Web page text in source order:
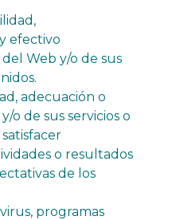
efectivo
Web y/o de sus
adecuación o
o de sus servicios o
o resultados
de los
programas